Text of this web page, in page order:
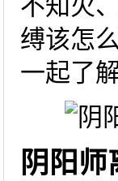
不知火
缚该怎
一起了
阴阳